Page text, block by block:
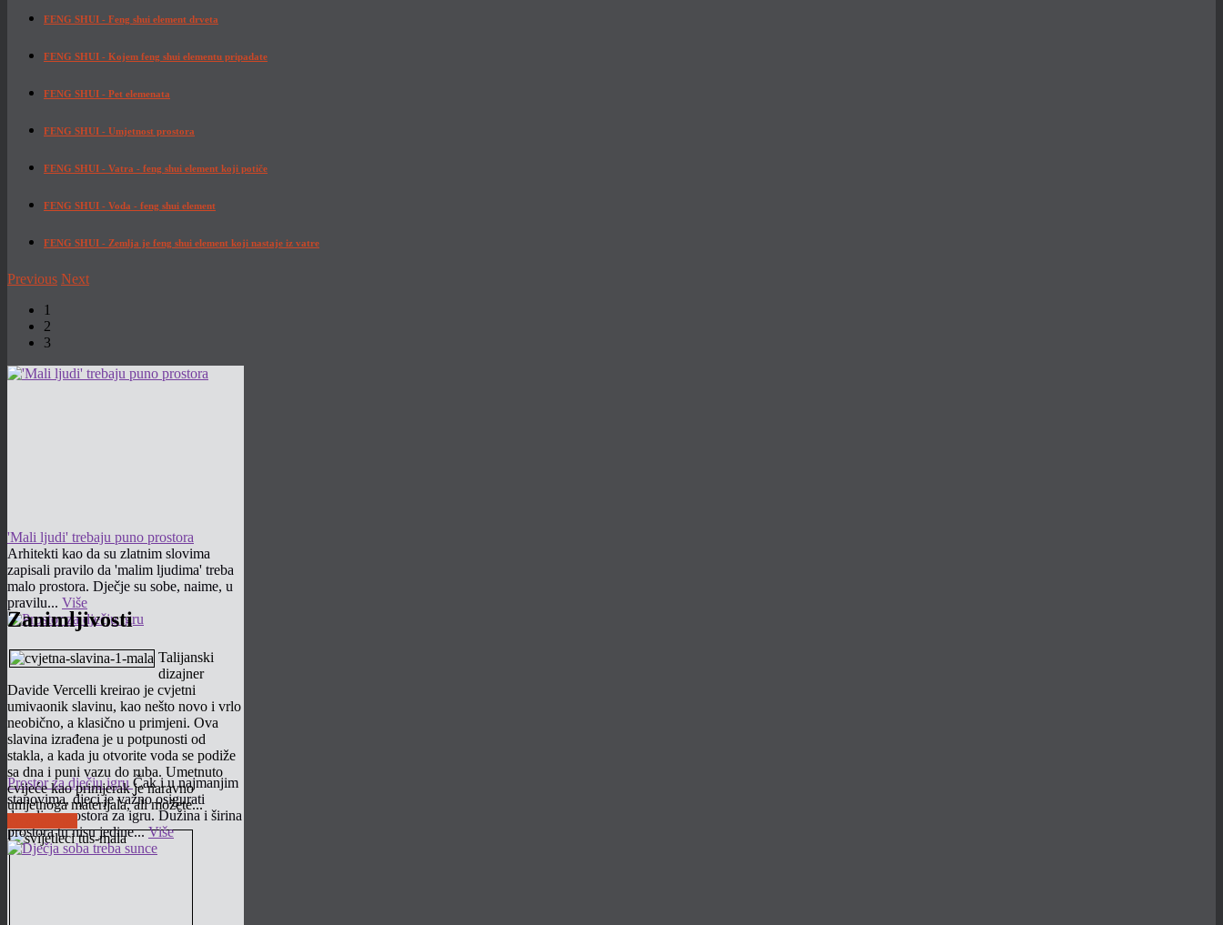
FENG SHUI - Feng shui element drveta
FENG SHUI - Kojem feng shui elementu pripadate
FENG SHUI - Pet elemenata
FENG SHUI - Umjetnost prostora
FENG SHUI - Vatra - feng shui element koji potiče
FENG SHUI - Voda - feng shui element
FENG SHUI - Zemlja je feng shui element koji nastaje iz vatre
Previous Next
1
2
3
'Mali ljudi' trebaju puno prostora
Arhitekti kao da su zlatnim slovima
zapisali pravilo da 'malim ljudima' treba
malo prostora. Dječje su sobe, naime, u
pravilu... Više
Prostor za dječju igruČak i u najmanjim
stanovima, djeci je važno osigurati
dovoljno prostora za igru. Dužina i širina
prostora tu nisu jedine...Više
Zanimljivosti
Talijanski
dizajner
Davide Vercelli kreirao je cvjetni
umivaonik slavinu, kao nešto novo i vrlo
neobično, a klasično u primjeni. Ova
slavina izrađena je u potpunosti od
stakla, a kada ju otvorite voda se podiže
sa dna i puni vazu do ruba. Umetnuto
cvijeće kao primjerak je naravno
umjetnoga materijala, ali možete...